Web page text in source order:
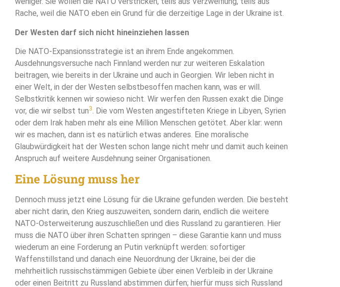
Rache, weil die NATO eben ein Grund für die derzeitige Lage in der Ukraine ist.
Der Westen darf sich nicht hineinziehen lassen
Die NATO-Expansionsstrategie ist an ihrem Ende angekommen.
Ausdehnungsversuche nach Finnland werden nur zur weiteren Eskalation
beitragen, wie bereits in der Ukraine und auch in Georgien. Wir leben nicht in
einer Welt, in der der Westen selbstbesoffen machen kann, was er will.
Selbstkritik kennen wir sowieso nicht. Wir werfen den Russen exakt die Dinge
vor, die wir selbst tun3. Die vom Westen angestifteten Kriege in Libyen, Syrien
oder dem Irak haben mehr als eine Million Menschen getötet. Aber klar: wenn
wir es machen, dann ist es natürlich etwas anderes. Eine moralische
Glaubwürdigkeit hat der Westen schon lange nicht mehr und damit auch keinen
Anspruch auf weitere Ausdehnung seiner Organisationen.
Eine Lösung muss her
Dennoch muss jetzt eine Lösung für die Ukraine gefunden werden. Die besteht
aber nicht darin, den Krieg auszuweiten, sondern darin, endlich die weitere
NATO-Osterweiterung auszuschließen und dies Russland zu garantieren. Hier
muss die NATO über ihren Schatten springen – diese Garantie kann und muss
wiederum an eine Forderung an Putin verknüpft werden: sofortiger
Waffenstillstand und danach eine Neuordnung der Ukraine, bei der die
mehrheitlich russischstämmigen Gebiete über einen Verbleib in der Ukraine
oder einen Beitritt zu Russland abstimmen dürfen; hierfür muss sich Russland